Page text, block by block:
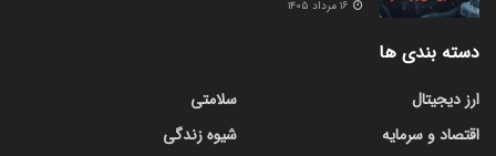
دسته بندی ها
ارز دیجیتال
اقتصاد و سرمایه
سلامتی
شیوه زندگی